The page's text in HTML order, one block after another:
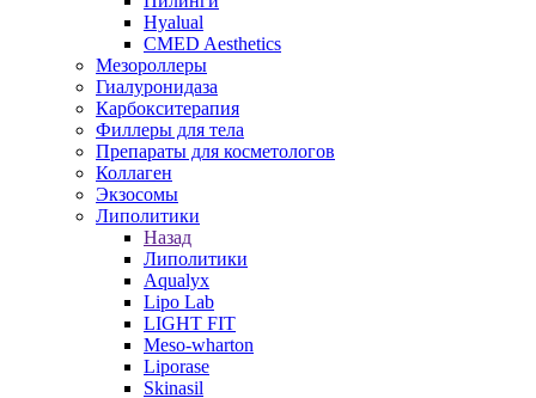
Hyalual
CMED Aesthetics
Мезороллеры
Гиалуронидаза
Карбокситерапия
Филлеры для тела
Препараты для косметологов
Коллаген
Экзосомы
Липолитики
Назад
Липолитики
Aqualyx
Lipo Lab
LIGHT FIT
Meso-wharton
Liporase
Skinasil